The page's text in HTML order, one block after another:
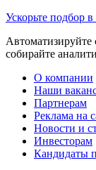
Ускорьте подбор
Автоматизируйте
собирайте
О компании
Наши
Партнерам
Реклама на
Новости и
Инвесторам
Кандидаты